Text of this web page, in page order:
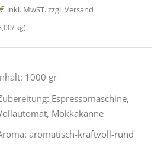
€ inkl. MwST. zzgl. Versand
kg)
1000 gr
Espressomaschine,
Mokkakanne
aromatisch-kraftvoll-rund